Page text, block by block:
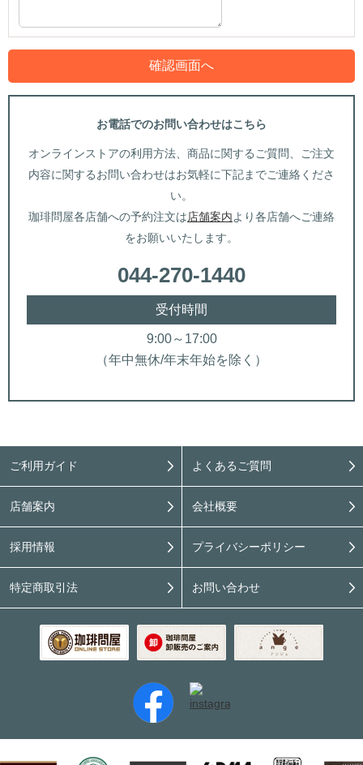
お電話でのお問い合わせはこちら
オンラインストアの利用方法、商品に関するご質問、ご注文
内容に関するお問い合わせはお気軽に下記までご連絡くださ
い。
珈琲問屋各店舗への予約注文は店舗案内より各店舗へご連絡
をお願いいたします。
044-270-1440
受付時間
9:00～17:00
（年中無休/年末年始を除く）
ご利用ガイド よくあるご質問
店舗案内 会社概要
採用情報 プライバシーポリシー
特定商取引法 お問い合わせ